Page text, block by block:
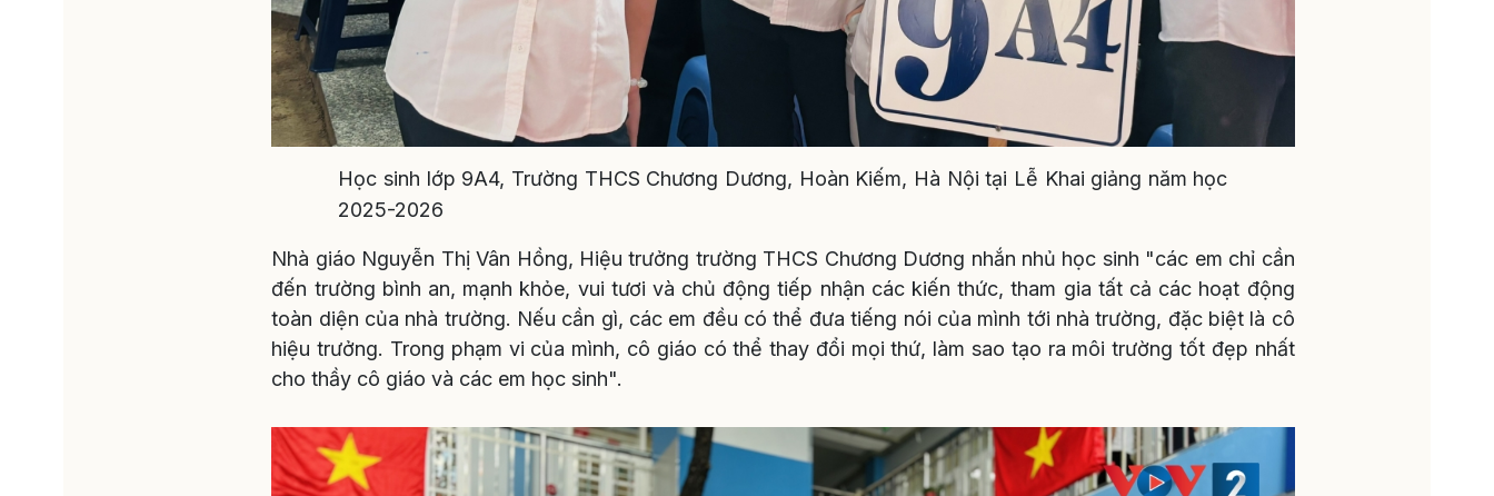
Học sinh lớp 9A4, Trường THCS Chương Dương, Hoàn Kiếm, Hà Nội tại Lễ Khai giảng năm học
2025-2026
Nhà giáo Nguyễn Thị Vân Hồng, Hiệu trưởng trường THCS Chương Dương nhắn nhủ học sinh "các em chỉ cần
đến trường bình an, mạnh khỏe, vui tươi và chủ động tiếp nhận các kiến thức, tham gia tất cả các hoạt động
toàn diện của nhà trường. Nếu cần gì, các em đều có thể đưa tiếng nói của mình tới nhà trường, đặc biệt là cô
hiệu trưởng. Trong phạm vi của mình, cô giáo có thể thay đổi mọi thứ, làm sao tạo ra môi trường tốt đẹp nhất
cho thầy cô giáo và các em học sinh".